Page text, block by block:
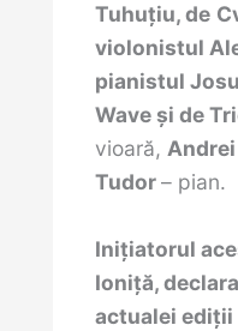
Tuhuţiu, de
violonistul
pianistul
Wave şi de
vioară,
Tudor– pian.
Inițiatorul
Ioniță,
actualei ediții